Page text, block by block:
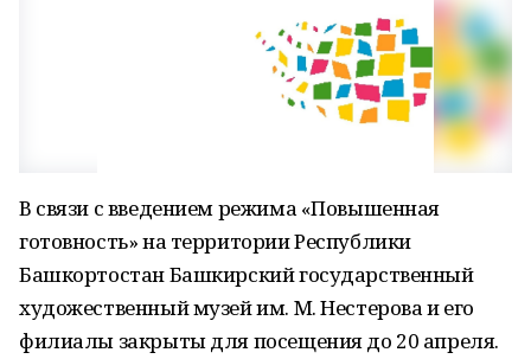
В связи с введением режима «Повышенная
готовность» на территории Республики
Башкортостан Башкирский государственный
художественный музей им. М. Нестерова и его
филиалы закрыты для посещения до 20 апреля.